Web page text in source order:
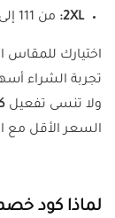
2XL: من 111 إلى 116 سم.
اختيارك للمقاس
تجربة الشراء
ولا تنسى تفعيل
السعر الأقل مع
لماذا كود